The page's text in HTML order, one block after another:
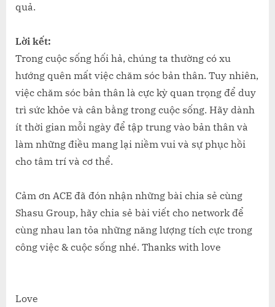
quả.
Lời kết:
Trong cuộc sống hối hả, chúng ta thường có xu
hướng quên mất việc chăm sóc bản thân. Tuy nhiên,
việc chăm sóc bản thân là cực kỳ quan trọng để duy
trì sức khỏe và cân bằng trong cuộc sống. Hãy dành
ít thời gian mỗi ngày để tập trung vào bản thân và
làm những điều mang lại niềm vui và sự phục hồi
cho tâm trí và cơ thể.
Cảm ơn ACE đã đón nhận những bài chia sẻ cùng
Shasu Group, hãy chia sẻ bài viết cho network để
cùng nhau lan tỏa những năng lượng tích cực trong
công việc & cuộc sống nhé. Thanks with love
Love